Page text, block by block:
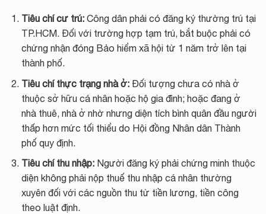
Tiêu chí cư trú:Công dân phải có đăng ký thường trú tại
TP.HCM. Đối với trường hợp tạm trú, bắt buộc phải có
chứng nhận đóng Bảo hiểm xã hội từ 1 năm trở lên tại
thành phố.
Tiêu chí thực trạng nhà ở:Đối tượng chưa có nhà ở
thuộc sở hữu cá nhân hoặc hộ gia đình; hoặc đang ở
nhà thuê, nhà ở nhờ nhưng diện tích bình quân đầu người
thấp hơn mức tối thiểu do Hội đồng Nhân dân Thành
phố quy định.
Tiêu chí thu nhập:Người đăng ký phải chứng minh thuộc
diện không phải nộp thuế thu nhập cá nhân thường
xuyên đối với các nguồn thu từ tiền lương, tiền công
theo luật định.